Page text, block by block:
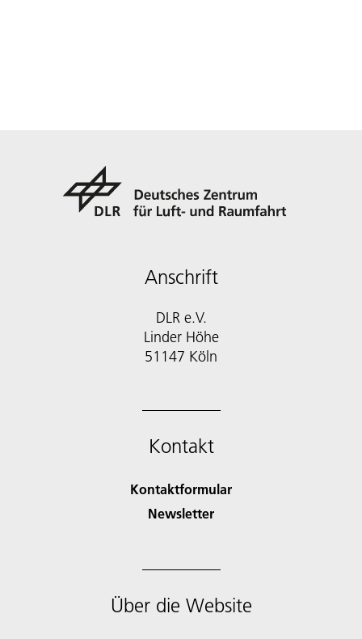
Anschrift
DLR e.V.
Linder Höhe
51147 Köln
Kontakt
Kontaktformular
Newsletter
Über die Website